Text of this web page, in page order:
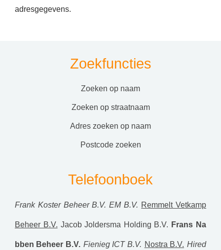
adresgegevens.
Zoekfuncties
zoeken op naam
zoeken op straatnaam
adres zoeken op naam
postcode zoeken
Telefoonboek
Frank Koster Beheer B.V. EM B.V. Remmelt Vetkamp
Beheer B.V. Jacob Joldersma Holding B.V. Frans Na
bben Beheer B.V. Fienieg ICT B.V. Nostra B.V. Hired